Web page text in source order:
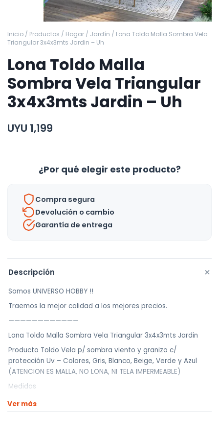
Inicio / Productos / Hogar / Jardín / Lona Toldo Malla Sombra Vela
Triangular 3x4x3mts Jardin – Uh
Lona Toldo Malla
Sombra Vela Triangular
3x4x3mts Jardin – Uh
UYU 1,199
¿Por qué elegir este producto?
Compra segura
Devolución o cambio
Garantía de entrega
Descripción +
Somos UNIVERSO HOBBY !!
Traemos la mejor calidad a los mejores precios.
————————————
Lona Toldo Malla Sombra Vela Triangular 3x4x3mts Jardin
Producto Toldo Vela p/ sombra viento y granizo c/
protección Uv – Colores, Gris, Blanco, Beige, Verde y Azul
(ATENCION ES MALLA, NO LONA, NI TELA IMPERMEABLE)
Medidas
MALLA, NO LONA, NI TELA IMPERMEABLE)
Ver más